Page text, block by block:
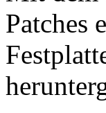
Patches